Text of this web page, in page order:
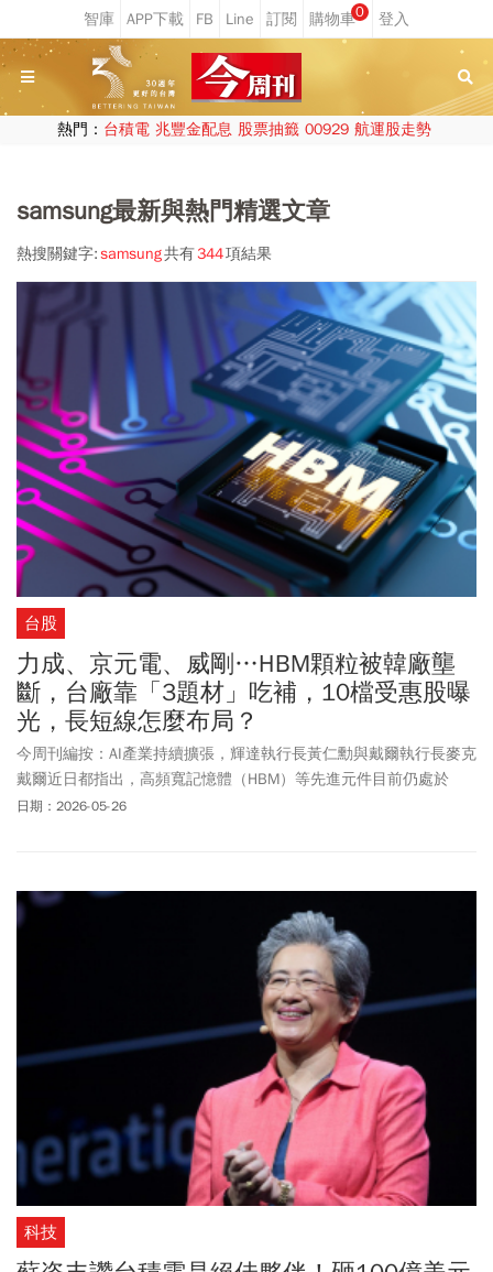
0
熱門： 台積電 兆豐金配息 股票抽籤 00929 航運股走勢
samsung最新與熱門精選文章
熱搜關鍵字:samsung共有344項結果
台股
力成、京元電、威剛…HBM顆粒被韓廠壟
斷，台廠靠「3題材」吃補，10檔受惠股曝
光，長短線怎麼布局？
今周刊編按：AI產業持續擴張，輝達執行長黃仁勳與戴爾執行長麥克
戴爾近日都指出，高頻寬記憶體（HBM）等先進元件目前仍處於
「供不應求」狀態。目前HBM顆粒市場主要由美光（Micron）、SK
（6239）、京元電子（2449）等。第二，由於HBM產能排擠效應，
也帶動DDR5與企業級SSD等傳統記憶體價格上漲，讓記憶體模組與
控制IC廠同步受惠，包括宜鼎（5289）、群聯（8299）、威剛
（3260）、十銓（4967）等，因擁有低價庫存優勢，打入工控與資
料中心的台廠因而獲利暴增。第三，HBM採用高精密堆疊技術，製
程與測試難度高，也讓晶圓檢測與先進封裝設備需求同步暴增。相
關設備廠如萬潤（6187）、穎崴（6515）、旺矽（6223）也隨著晶
圓廠擴產、設備訂單陸續交機，迎來獲利成長。來看周二（5/26）
這三大題材股的股市表現，台積電下跌40元，跌幅1.73%，收在
2,270元；力成開盤即漲停鎖死收在342元；京元電子大漲21.5元，
漲幅6.78%，收在338.5元。記憶體族群方面，宜鼎小漲5元，漲幅
0.3%，收在1,690元；群聯上漲25元，漲幅1.01%，收在2,505元；
威剛上漲2.5元，漲幅0.61%，收在410元；穎崴大漲55元，漲幅
0.62%，收在8,905元。至於十銓小跌0.5元，跌幅0.18%，收在271
元；萬潤則下跌55元，跌幅4.55%，收在1155元。
日期：2026-05-26
科技